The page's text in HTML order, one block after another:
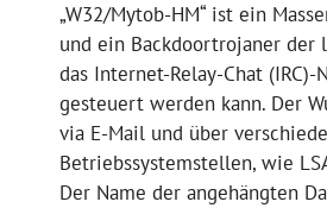
„W32/Mytob-HM“ ist ein
und ein Backdoortrojaner der
das Internet-Relay-Chat (IRC)-
gesteuert werden kann. Der
via E-Mail und über
Betriebssystemstellen, wie
Der Name der angehängten